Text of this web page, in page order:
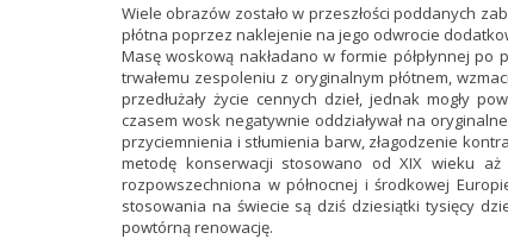
Wiele obrazów zostało w przeszłości poddanych
płótna poprzez naklejenie na jego odwrocie
Masę woskową nakładano w formie półpłynnej
trwałemu zespoleniu z oryginalnym płótnem,
przedłużały życie cennych dzieł, jednak mogły
czasem wosk negatywnie oddziaływał na
przyciemnienia i stłumienia barw, złagodzenie
metodę konserwacji stosowano od XIX wieku
rozpowszechniona w północnej i środkowej
stosowania na świecie są dziś dziesiątki tysięcy
powtórną renowację.